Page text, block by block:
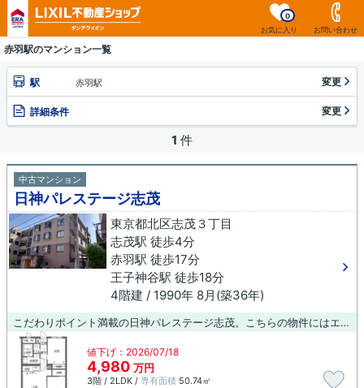
お気に入り
0
お問い合わせ
赤羽駅のマンション一覧
駅 赤羽駅 変更
詳細条件 変更
1 件
中古マンション
日神パレステージ志茂
東京都北区志茂３丁目
志茂駅 徒歩4分
赤羽駅 徒歩17分
王子神谷駅 徒歩18分
4階建 / 1990年 8月(築36年)
こだわりポイント満載の日神パレステージ志茂。こちらの物件にはエレベーターがあります。多くの方に好評な、清潔感のある室内が魅力の中古マンションです。不動産のことでお悩みでしたら、ダンデライオン 王子店にご連絡下さい。当社へのお問い合わせ先は0120-485-494です。お待ちしております。
値下げ：2026/07/18
4,980 万円
3階 / 2LDK / 専有面積 50.74㎡